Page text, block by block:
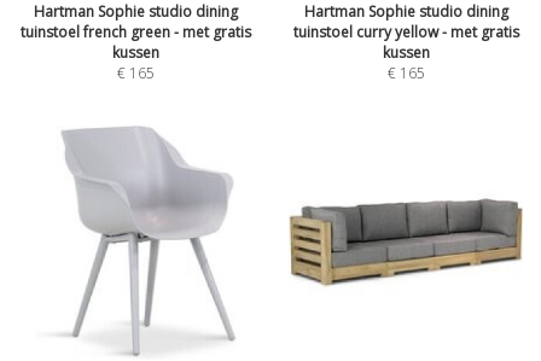
Hartman Sophie studio dining
tuinstoel french green - met gratis
kussen
€ 165
Hartman Sophie studio dining
tuinstoel curry yellow - met gratis
kussen
€ 165